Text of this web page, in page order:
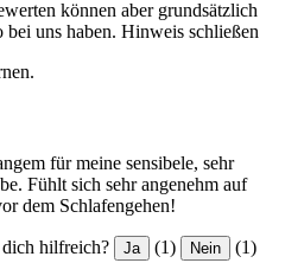
können aber grundsätzlich
uns haben. Hinweis schließen
für meine sensibele, sehr
Fühlt sich sehr angenehm auf
dem Schlafengehen!
hilfreich? Ja (1) Nein (1)